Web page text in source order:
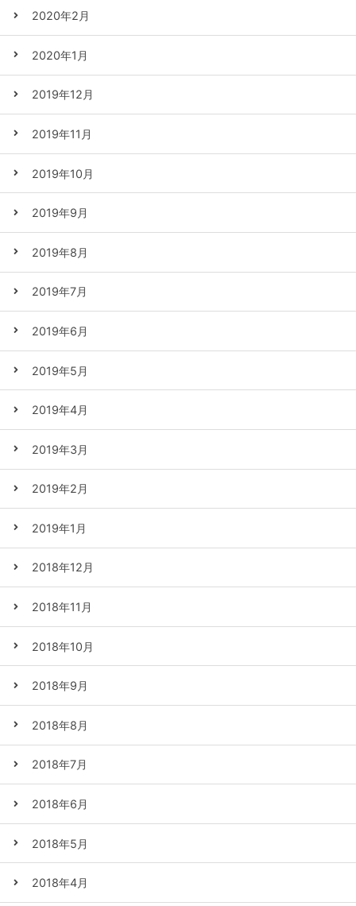
2020年2月
2020年1月
2019年12月
2019年11月
2019年10月
2019年9月
2019年8月
2019年7月
2019年6月
2019年5月
2019年4月
2019年3月
2019年2月
2019年1月
2018年12月
2018年11月
2018年10月
2018年9月
2018年8月
2018年7月
2018年6月
2018年5月
2018年4月